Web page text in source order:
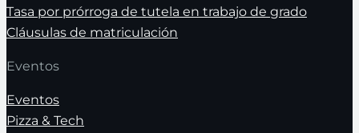
Tasa por prórroga de tutela en trabajo de grado
Cláusulas de matriculación
Eventos
Eventos
Pizza & Tech